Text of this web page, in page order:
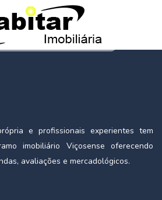
e profissionais experientes tem
imobiliário Viçosense oferecendo
avaliações e mercadológicos.